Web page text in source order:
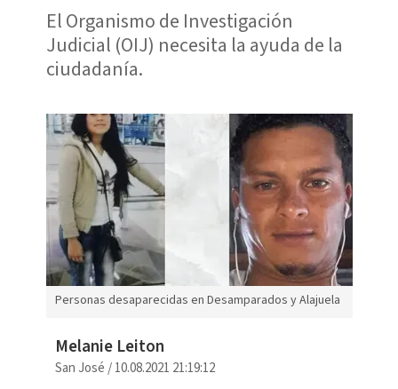
El Organismo de Investigación
Judicial (OIJ) necesita la ayuda de la
ciudadanía.
Personas desaparecidas en Desamparados y Alajuela
Melanie Leiton
San José /10.08.2021 21:19:12